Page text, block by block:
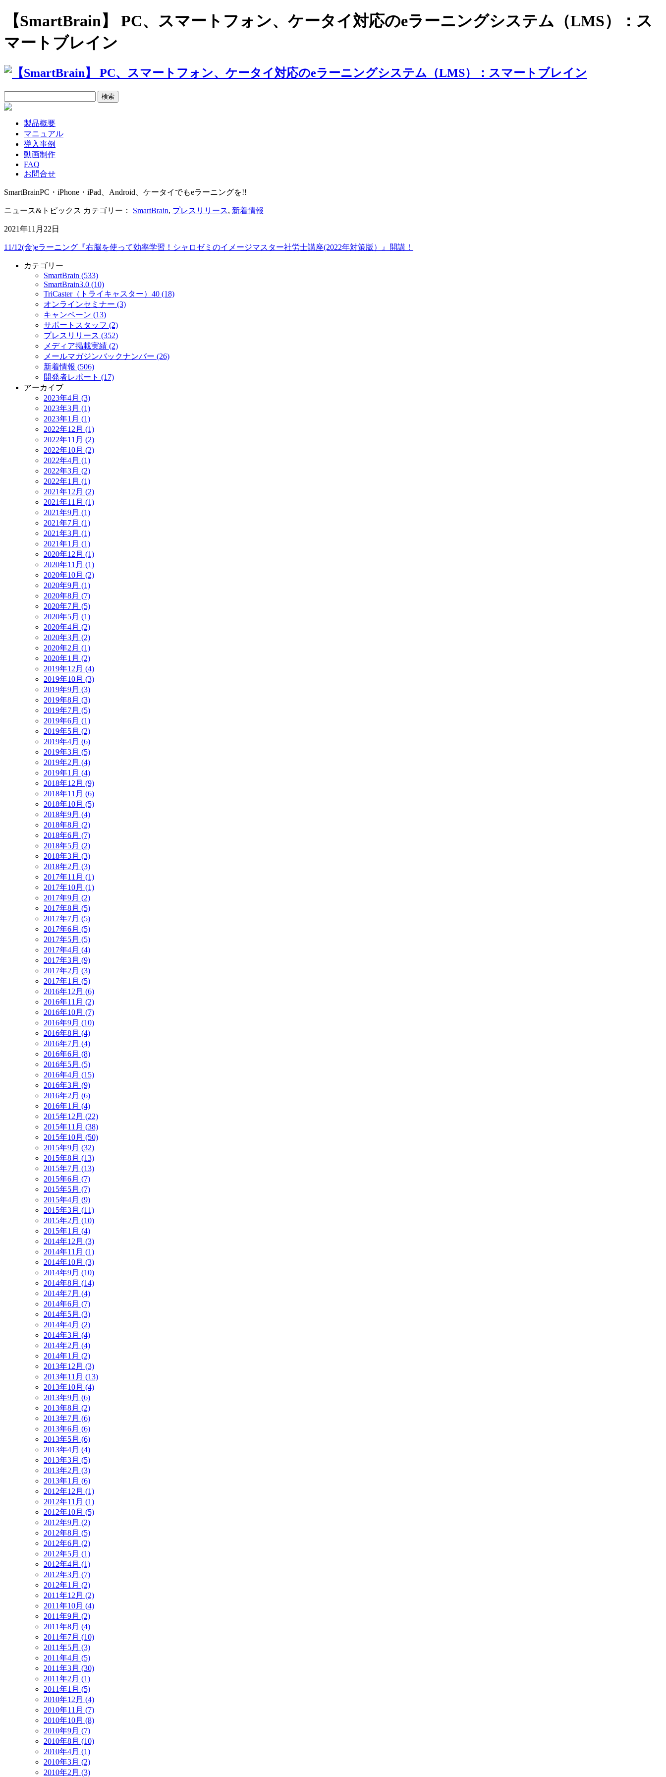
【SmartBrain】 PC、スマートフォン、ケータイ対応のeラーニングシステム（LMS）：ス
マートブレイン
製品概要
マニュアル
導入事例
動画制作
FAQ
お問合せ
SmartBrainPC・iPhone・iPad、Android、ケータイでもeラーニングを!!
ニュース&トピックス カテゴリー： SmartBrain, プレスリリース, 新着情報
2021年11月22日
11/12(金)eラーニング『右脳を使って効率学習！シャロゼミのイメージマスター社労士講座(2022年対策版）』開講！
カテゴリー
SmartBrain (533)
SmartBrain3.0 (10)
TriCaster（トライキャスター）40 (18)
オンラインセミナー (3)
キャンペーン (13)
サポートスタッフ (2)
プレスリリース (352)
メディア掲載実績 (2)
メールマガジンバックナンバー (26)
新着情報 (506)
開発者レポート (17)
アーカイブ
2023年4月 (3)
2023年3月 (1)
2023年1月 (1)
2022年12月 (1)
2022年11月 (2)
2022年10月 (2)
2022年4月 (1)
2022年3月 (2)
2022年1月 (1)
2021年12月 (2)
2021年11月 (1)
2021年9月 (1)
2021年7月 (1)
2021年3月 (1)
2021年1月 (1)
2020年12月 (1)
2020年11月 (1)
2020年10月 (2)
2020年9月 (1)
2020年8月 (7)
2020年7月 (5)
2020年5月 (1)
2020年4月 (2)
2020年3月 (2)
2020年2月 (1)
2020年1月 (2)
2019年12月 (4)
2019年10月 (3)
2019年9月 (3)
2019年8月 (3)
2019年7月 (5)
2019年6月 (1)
2019年5月 (2)
2019年4月 (6)
2019年3月 (5)
2019年2月 (4)
2019年1月 (4)
2018年12月 (9)
2018年11月 (6)
2018年10月 (5)
2018年9月 (4)
2018年8月 (2)
2018年6月 (7)
2018年5月 (2)
2018年3月 (3)
2018年2月 (3)
2017年11月 (1)
2017年10月 (1)
2017年9月 (2)
2017年8月 (5)
2017年7月 (5)
2017年6月 (5)
2017年5月 (5)
2017年4月 (4)
2017年3月 (9)
2017年2月 (3)
2017年1月 (5)
2016年12月 (6)
2016年11月 (2)
2016年10月 (7)
2016年9月 (10)
2016年8月 (4)
2016年7月 (4)
2016年6月 (8)
2016年5月 (5)
2016年4月 (15)
2016年3月 (9)
2016年2月 (6)
2016年1月 (4)
2015年12月 (22)
2015年11月 (38)
2015年10月 (50)
2015年9月 (32)
2015年8月 (13)
2015年7月 (13)
2015年6月 (7)
2015年5月 (7)
2015年4月 (9)
2015年3月 (11)
2015年2月 (10)
2015年1月 (4)
2014年12月 (3)
2014年11月 (1)
2014年10月 (3)
2014年9月 (10)
2014年8月 (14)
2014年7月 (4)
2014年6月 (7)
2014年5月 (3)
2014年4月 (2)
2014年3月 (4)
2014年2月 (4)
2014年1月 (2)
2013年12月 (3)
2013年11月 (13)
2013年10月 (4)
2013年9月 (6)
2013年8月 (2)
2013年7月 (6)
2013年6月 (6)
2013年5月 (6)
2013年4月 (4)
2013年3月 (5)
2013年2月 (3)
2013年1月 (6)
2012年12月 (1)
2012年11月 (1)
2012年10月 (5)
2012年9月 (2)
2012年8月 (5)
2012年6月 (2)
2012年5月 (1)
2012年4月 (1)
2012年3月 (7)
2012年1月 (2)
2011年12月 (2)
2011年10月 (4)
2011年9月 (2)
2011年8月 (4)
2011年7月 (10)
2011年5月 (3)
2011年4月 (5)
2011年3月 (30)
2011年2月 (1)
2011年1月 (5)
2010年12月 (4)
2010年11月 (7)
2010年10月 (8)
2010年9月 (7)
2010年8月 (10)
2010年4月 (1)
2010年3月 (2)
2010年2月 (3)